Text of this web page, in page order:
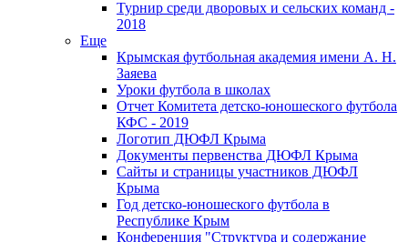
Турнир среди дворовых и сельских команд -
2018
Еще
Крымская футбольная академия имени А. Н.
Заяева
Уроки футбола в школах
Отчет Комитета детско-юношеского футбола
КФС - 2019
Логотип ДЮФЛ Крыма
Документы первенства ДЮФЛ Крыма
Сайты и страницы участников ДЮФЛ
Крыма
Год детско-юношеского футбола в
Республике Крым
Конференция "Структура и содержание